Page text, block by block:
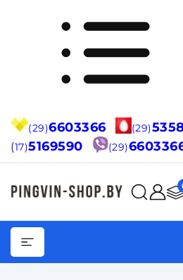
(29)6603366 (29)
(17)5169590 (29)